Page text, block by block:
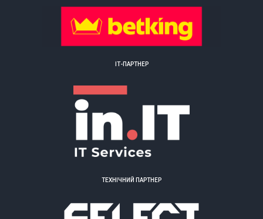
ІТ-ПАРТНЕР
ТЕХНІЧНИЙ ПАРТНЕР